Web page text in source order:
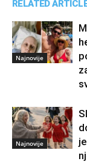
RELATED
Najnovije
Najnovije